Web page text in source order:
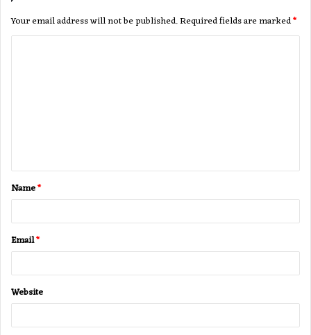
Your email address will not be published.Required fields are marked*
t
*
Name*
Email*
Website